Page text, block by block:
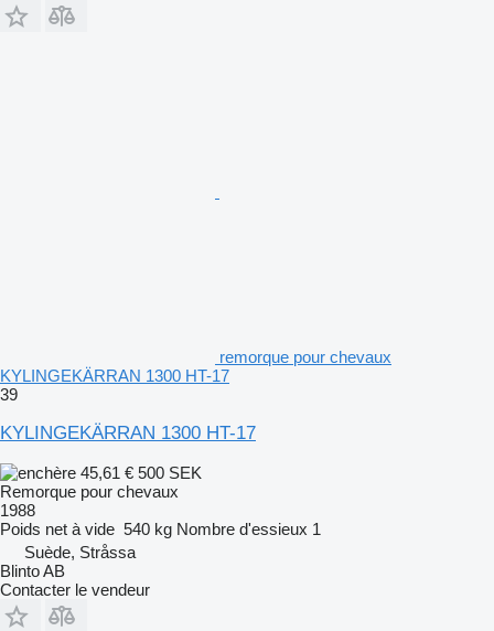
remorque pour chevaux
KYLINGEKÄRRAN 1300 HT-17
39
KYLINGEKÄRRAN 1300 HT-17
45,61 € 500 SEK
Remorque pour chevaux
1988
Poids net à vide 540 kg Nombre d'essieux 1
Suède, Stråssa
Blinto AB
Contacter le vendeur